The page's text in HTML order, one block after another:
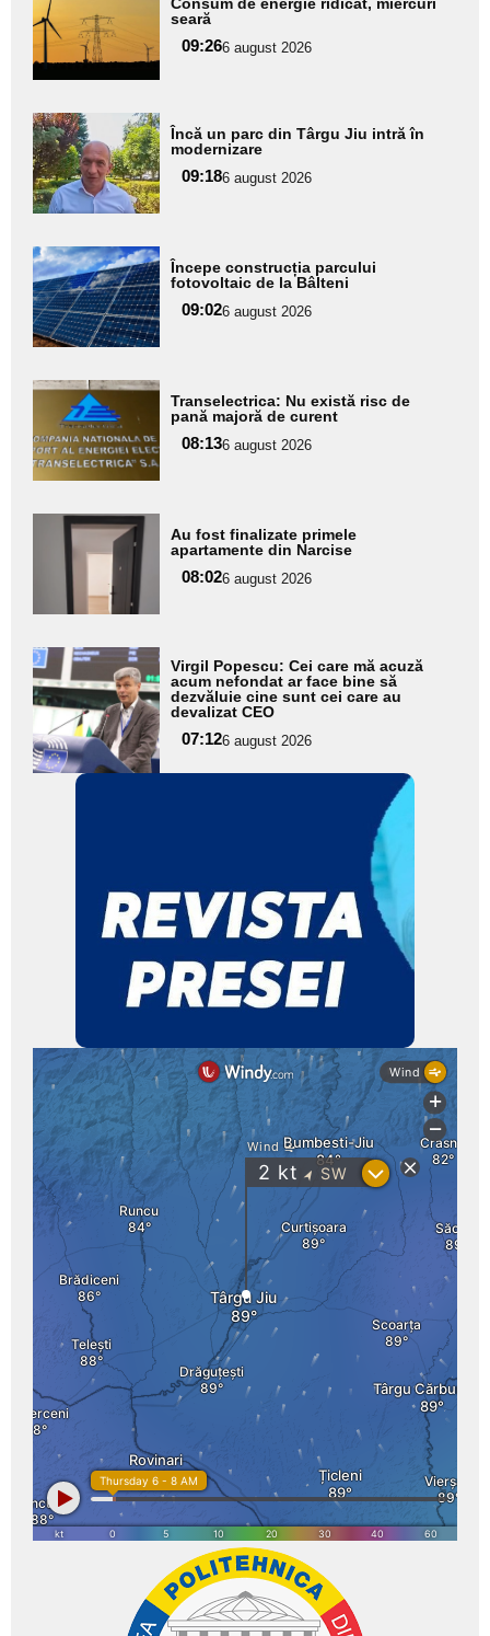
aici textul
pentru
subtitlu
seară
09:266 august 2026
Adaugă
aici textul
pentru
subtitlu
Încă un parc din Târgu Jiu intră în
modernizare
09:186 august 2026
Adaugă
aici textul
pentru
subtitlu
Începe construcția parcului
fotovoltaic de la Bâlteni
09:026 august 2026
Adaugă
aici textul
pentru
subtitlu
Transelectrica: Nu există risc de
pană majoră de curent
08:136 august 2026
Adaugă
aici textul
pentru
subtitlu
Au fost finalizate primele
apartamente din Narcise
08:026 august 2026
Adaugă
aici textul
pentru
subtitlu
Virgil Popescu: Cei care mă acuză
acum nefondat ar face bine să
dezvăluie cine sunt cei care au
devalizat CEO
07:126 august 2026